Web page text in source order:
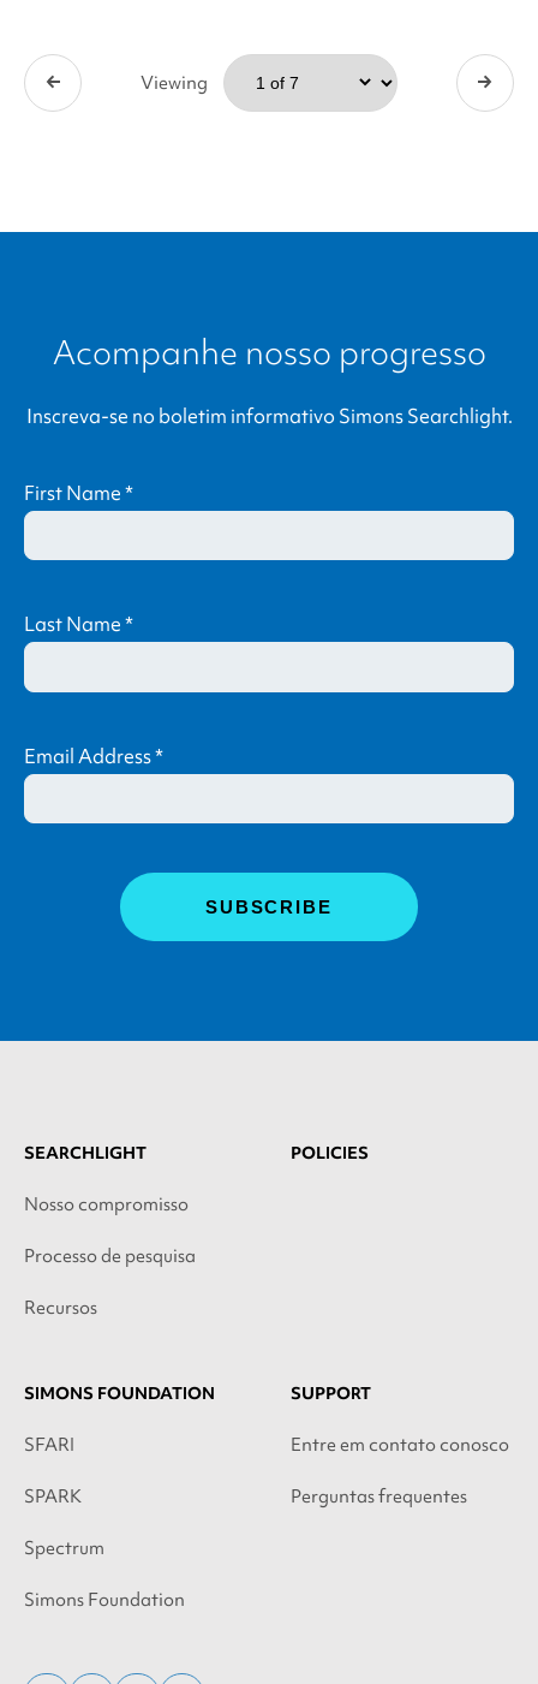
Viewing
Acompanhe nosso progresso
Inscreva-se no boletim informativo Simons Searchlight.
First Name*
Last Name*
Email Address*
SEARCHLIGHT
Nosso compromisso
Processo de pesquisa
Recursos
POLICIES
SIMONS FOUNDATION
SFARI
SPARK
Spectrum
Simons Foundation
SUPPORT
Entre em contato conosco
Perguntas frequentes